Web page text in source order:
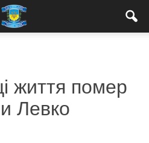
життя помер
Левко